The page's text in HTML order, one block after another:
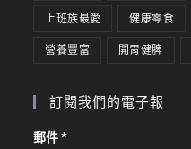
上班族最愛 健康零食
營養豐富 開胃健脾
訂閱我們的電子報
郵件*